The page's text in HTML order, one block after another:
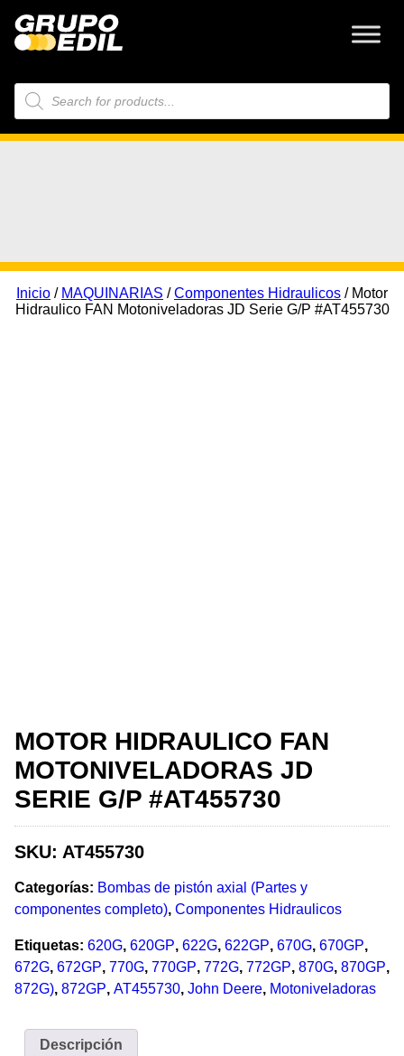
Búsqueda
de
productos
Inicio / MAQUINARIAS /Componentes Hidraulicos / Motor
Hidraulico FAN Motoniveladoras JD Serie G/P #AT455730
MOTOR HIDRAULICO FAN
MOTONIVELADORAS JD
SERIE G/P #AT455730
SKU: AT455730
Categorías: Bombas de pistón axial (Partes y
componentes completo), Componentes Hidraulicos
Etiquetas: 620G, 620GP, 622G, 622GP, 670G, 670GP,
672G, 672GP, 770G, 770GP, 772G, 772GP, 870G, 870GP,
872G), 872GP, AT455730, John Deere, Motoniveladoras
Descripción